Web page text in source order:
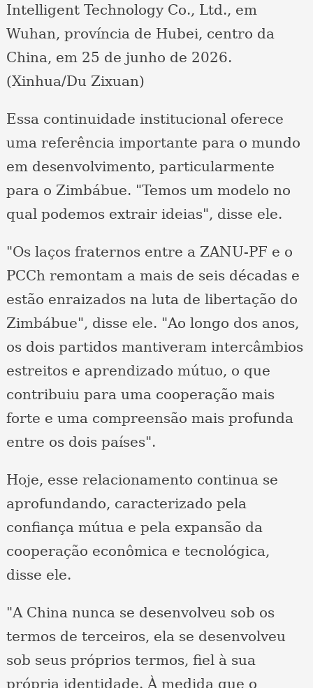
Intelligent Technology Co., Ltd., em
Wuhan, província de Hubei, centro da
China, em 25 de junho de 2026.
(Xinhua/Du Zixuan)
Essa continuidade institucional oferece
uma referência importante para o mundo
em desenvolvimento, particularmente
para o Zimbábue. "Temos um modelo no
qual podemos extrair ideias", disse ele.
"Os laços fraternos entre a ZANU-PF e o
PCCh remontam a mais de seis décadas e
estão enraizados na luta de libertação do
Zimbábue", disse ele. "Ao longo dos anos,
os dois partidos mantiveram intercâmbios
estreitos e aprendizado mútuo, o que
contribuiu para uma cooperação mais
forte e uma compreensão mais profunda
entre os dois países".
Hoje, esse relacionamento continua se
aprofundando, caracterizado pela
confiança mútua e pela expansão da
cooperação econômica e tecnológica,
disse ele.
"A China nunca se desenvolveu sob os
termos de terceiros, ela se desenvolveu
sob seus próprios termos, fiel à sua
própria identidade. À medida que o